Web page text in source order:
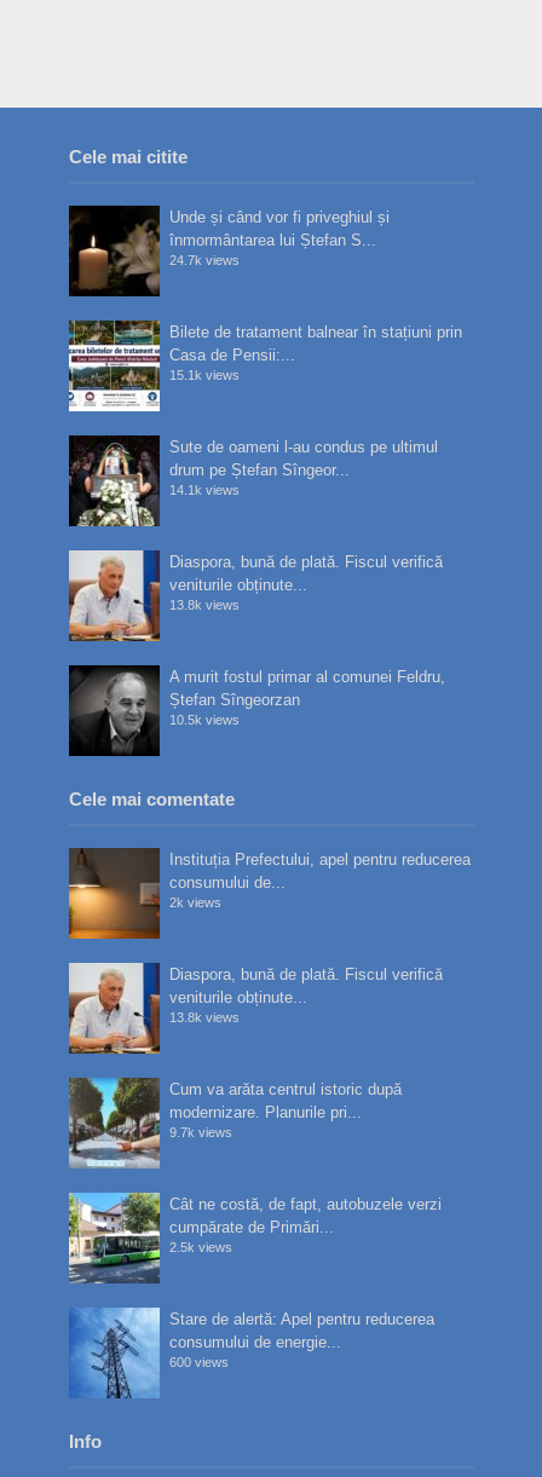
Cele mai citite
Unde și când vor fi priveghiul și
înmormântarea lui Ștefan S...
24.7k views
Bilete de tratament balnear în stațiuni prin
Casa de Pensii:...
15.1k views
Sute de oameni l-au condus pe ultimul
drum pe Ștefan Sîngeor...
14.1k views
Diaspora, bună de plată. Fiscul verifică
veniturile obținute...
13.8k views
A murit fostul primar al comunei Feldru,
Ștefan Sîngeorzan
10.5k views
Cele mai comentate
Instituția Prefectului, apel pentru reducerea
consumului de...
2k views
Diaspora, bună de plată. Fiscul verifică
veniturile obținute...
13.8k views
Cum va arăta centrul istoric după
modernizare. Planurile pri...
9.7k views
Cât ne costă, de fapt, autobuzele verzi
cumpărate de Primări...
2.5k views
Stare de alertă: Apel pentru reducerea
consumului de energie...
600 views
Info